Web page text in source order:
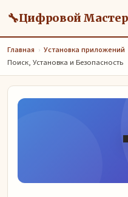
🔧Цифровой Мастер
Главная › Установка приложений
Поиск, Установка и Безопасность